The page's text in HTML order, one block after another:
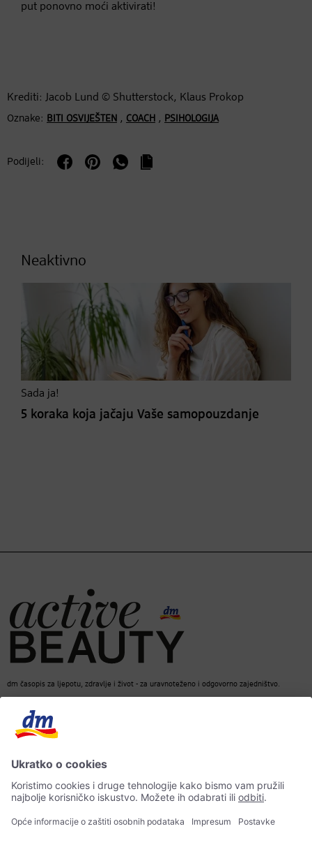
put ponovno moći aktivirati!
Krediti: Jacob Lund © Shutterstock, Klaus Prokop
Oznake: BITI OSVIJEŠTEN , COACH , PSIHOLOGIJA
Podijeli:
Neaktivno
Sada ja!
5 koraka koja jačaju Vaše samopouzdanje
dm časopis za ljepotu, zdravlje i život - za uravnoteženo i odgovorno zajedništvo.